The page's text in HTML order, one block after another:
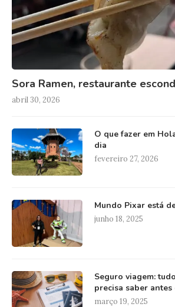
Sora Ramen, restaurante
abril 30, 2026
O que fazer em
dia
fevereiro 27, 2026
Mundo Pixar está
junho 18, 2025
Seguro viagem:
precisa saber
março 19, 2025